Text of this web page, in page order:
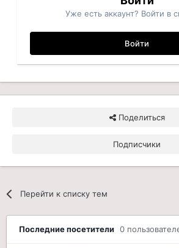
Уже есть аккаунт? Войти в
Войти
Поделиться
Подписчики
Перейти к списку тем
Последние посетители 0